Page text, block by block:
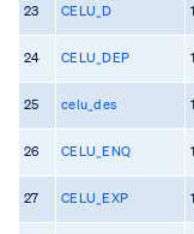
23 CELU_D 1
24 CELU_DEP 1
25 celu_des 1
26 CELU_ENQ 1
27 CELU_EXP 1